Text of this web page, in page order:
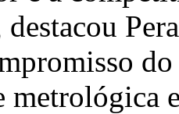
destacou
metrológica